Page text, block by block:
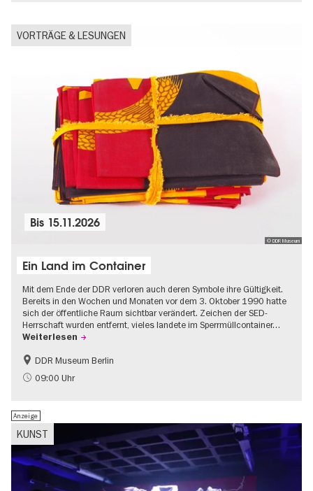
VORTRÄGE & LESUNGEN
© DDR Museum
Bis 15.11.2026
Ein Land im Container
Mit dem Ende der DDR verloren auch deren Symbole ihre Gültigkeit.
Bereits in den Wochen und Monaten vor dem 3. Oktober 1990 hatte
sich der öffentliche Raum sichtbar verändert. Zeichen der SED-
Herrschaft wurden entfernt, vieles landete im Sperrmüllcontainer…
Weiterlesen
DDR-Geschichte
Politik & Gesellschaft
DDR Museum Berlin
09:00 Uhr
KUNST
Anzeige